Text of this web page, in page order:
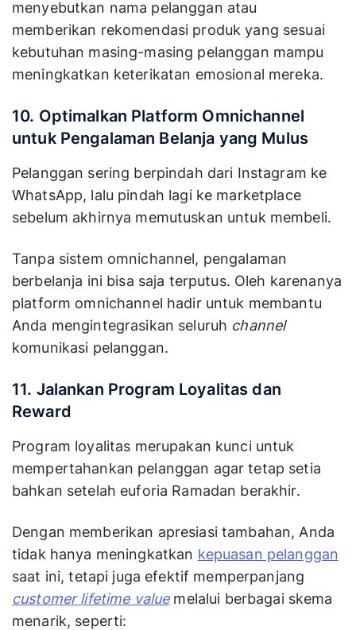
menyebutkan nama pelanggan atau
memberikan rekomendasi produk yang sesuai
kebutuhan masing-masing pelanggan mampu
meningkatkan keterikatan emosional mereka.
10. Optimalkan Platform Omnichannel
untuk Pengalaman Belanja yang Mulus
Pelanggan sering berpindah dari Instagram ke
WhatsApp, lalu pindah lagi ke marketplace
sebelum akhirnya memutuskan untuk membeli.
Tanpa sistem omnichannel, pengalaman
berbelanja ini bisa saja terputus. Oleh karenanya
platform omnichannel hadir untuk membantu
Anda mengintegrasikan seluruh channel
komunikasi pelanggan.
11. Jalankan Program Loyalitas dan
Reward
Program loyalitas merupakan kunci untuk
mempertahankan pelanggan agar tetap setia
bahkan setelah euforia Ramadan berakhir.
Dengan memberikan apresiasi tambahan, Anda
tidak hanya meningkatkan kepuasan pelanggan
saat ini, tetapi juga efektif memperpanjang
customer lifetime valuemelalui berbagai skema
menarik, seperti: